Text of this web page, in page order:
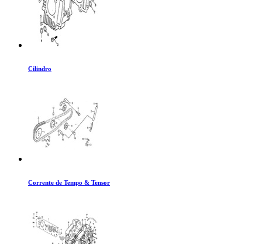
Cilindro
Corrente de Tempo & Tensor